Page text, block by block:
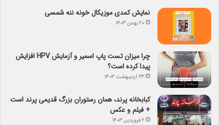
نمایش کمدی موزیکال خونه ننه شمسی
۲۰ بهمن ۱۴۰۳
چرا میزان تست پاپ اسمیر و آزمایش HPV افزایش
پیدا کرده است؟
۲۳ اردیبهشت ۱۴۰۳
کبابخانه پرند، همان رستوران بزرگ قدیمی پرند است
+ فیلم و عکس
۲ فروردین ۱۴۰۳